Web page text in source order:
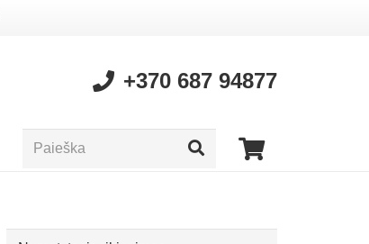
+370 687 94877